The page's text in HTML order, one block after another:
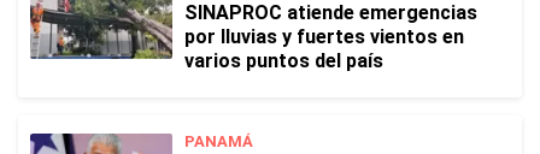
SINAPROC atiende emergencias
por lluvias y fuertes vientos en
varios puntos del país
PANAMÁ